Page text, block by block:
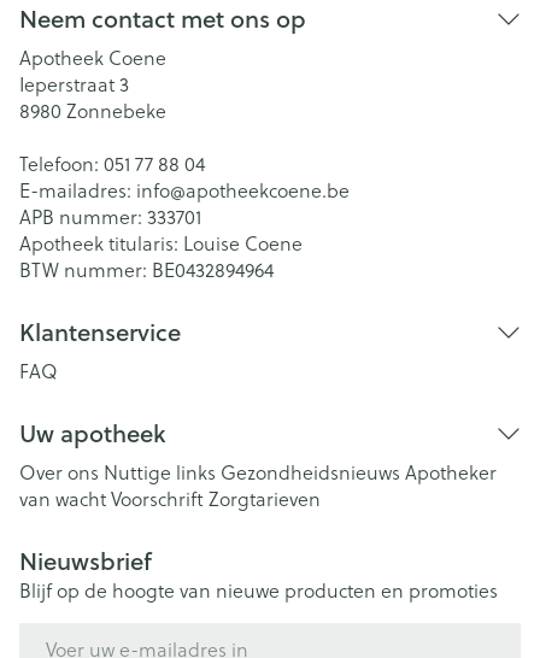
Neem contact met ons op
Apotheek Coene
Ieperstraat 3
8980 Zonnebeke
Telefoon: 051 77 88 04
E-mailadres: info@apotheekcoene.be
APB nummer: 333701
Apotheek titularis: Louise Coene
BTW nummer: BE0432894964
Klantenservice
FAQ
Uw apotheek
Over ons Nuttige links Gezondheidsnieuws Apotheker
van wachtVoorschriftZorgtarieven
Nieuwsbrief
Blijf op de hoogte van nieuwe producten en promoties